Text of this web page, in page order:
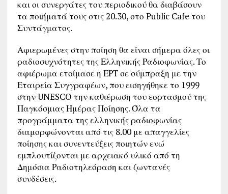
και οι συνεργάτες του περιοδικού θα διαβάσουν
τα ποιήματά τους στις 20.30, στο Public Cafe του
Συντάγματος.
Αφιερωμένες στην ποίηση θα είναι σήμερα όλες οι
ραδιοσυχνότητες της Ελληνικής Ραδιοφωνίας. Το
αφιέρωμα ετοίμασε η ΕΡΤ σε σύμπραξη με την
Εταιρεία Συγγραφέων, που εισηγήθηκε το 1999
στην UNESCO την καθιέρωση του εορτασμού της
Παγκόσμιας Ημέρας Ποίησης. Όλα τα
προγράμματα της ελληνικής ραδιοφωνίας
διαμορφώνονται από τις 8.00 με απαγγελίες
ποίησης και συνεντεύξεις ποιητών ενώ
εμπλουτίζονται με αρχειακό υλικό από τη
Δημόσια Ραδιοτηλεόραση και ζωντανές
συνδέσεις.